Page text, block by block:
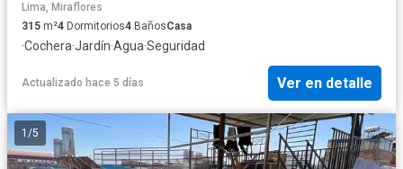
Lima, Miraflores
315 m²4 Dormitorios4 BañosCasa
·Cochera·Jardín·Agua·Seguridad
Actualizado hace 5 días Ver en detalle
1 /5